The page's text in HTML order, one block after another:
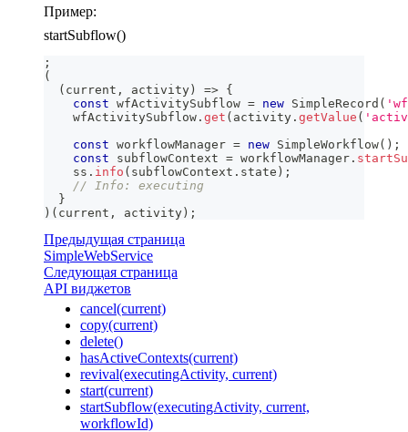
Пример:
startSubflow()
;
(
( current , activity) => {
const wfActivitySubflow = new SimpleRecord (
    wfActivitySubflow
. get ( activity . getValue (
const workflowManager = new SimpleWorkflow( ) ;
const subflowContext = workflowManager .
    ss
. info ( subflowContext . state ) ;
// Info: executing
}
) ( current , activity) ;
Предыдущая страница
SimpleWebService
Следующая страница
API виджетов
cancel(current)
copy(current)
delete()
hasActiveContexts(current)
revival(executingActivity, current)
start(current)
startSubflow(executingActivity, current,
workflowId)